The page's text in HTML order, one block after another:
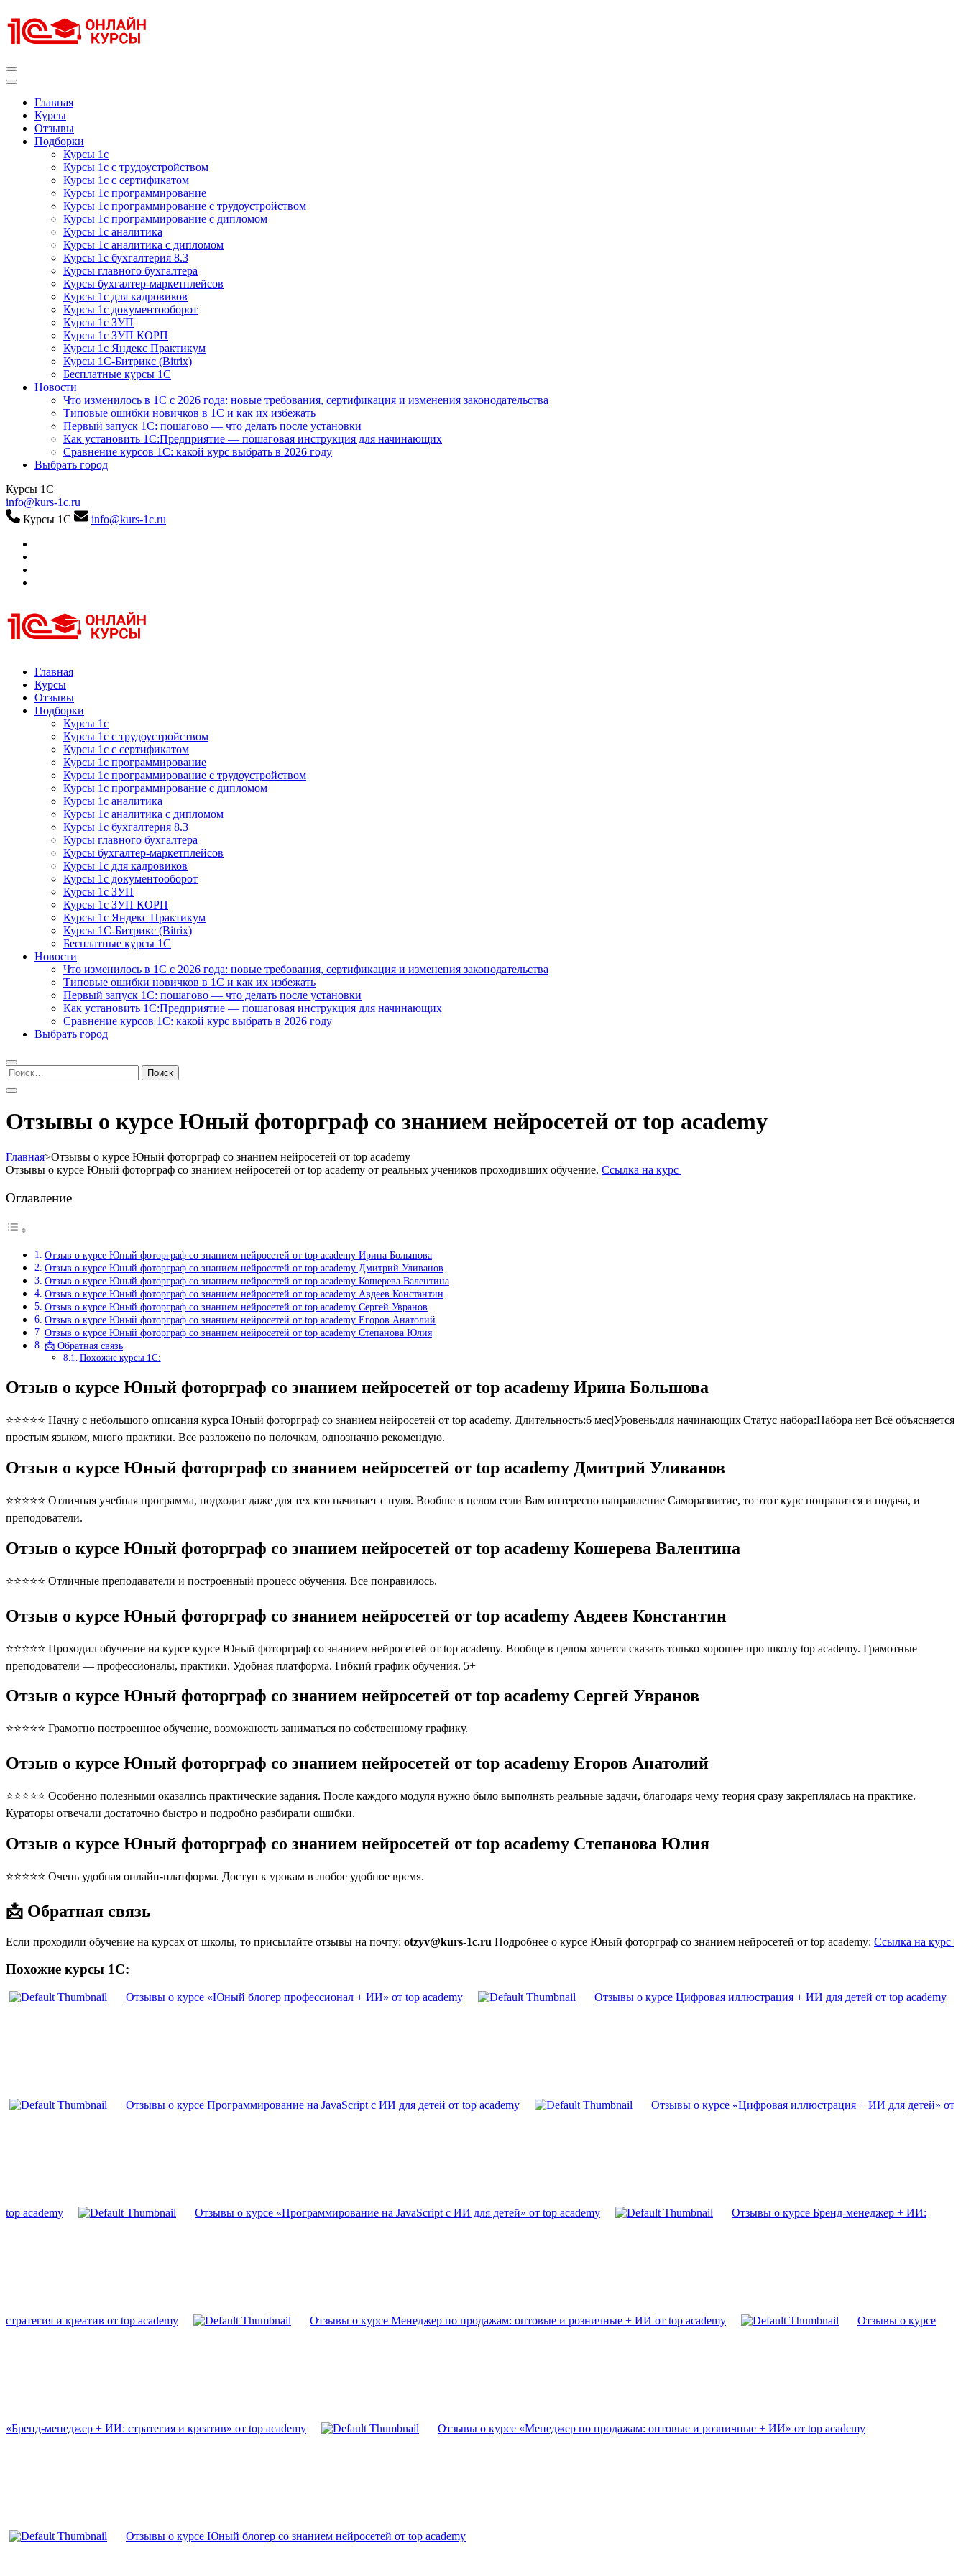
к
содержимому
Главная
Курсы
Отзывы
Подборки
Курсы 1с
Курсы 1с с трудоустройством
Курсы 1с с сертификатом
Курсы 1с программирование
Курсы 1с программирование с трудоустройством
Курсы 1с программирование с дипломом
Курсы 1с аналитика
Курсы 1с аналитика с дипломом
Курсы 1с бухгалтерия 8.3
Курсы главного бухгалтера
Курсы бухгалтер-маркетплейсов
Курсы 1с для кадровиков
Курсы 1с документооборот
Курсы 1с ЗУП
Курсы 1с ЗУП КОРП
Курсы 1с Яндекс Практикум
Курсы 1С-Битрикс (Bitrix)
Бесплатные курсы 1С
Новости
Что изменилось в 1С с 2026 года: новые требования, сертификация и изменения законодательства
Типовые ошибки новичков в 1С и как их избежать
Первый запуск 1С: пошагово — что делать после установки
Как установить 1С:Предприятие — пошаговая инструкция для начинающих
Сравнение курсов 1С: какой курс выбрать в 2026 году
Выбрать город
Курсы 1С
info@kurs-1c.ru
Курсы 1С
info@kurs-1c.ru
Курсы 1С
Курсы 1С официальная сертификация
Главная
Курсы
Отзывы
Подборки
Курсы 1с
Курсы 1с с трудоустройством
Курсы 1с с сертификатом
Курсы 1с программирование
Курсы 1с программирование с трудоустройством
Курсы 1с программирование с дипломом
Курсы 1с аналитика
Курсы 1с аналитика с дипломом
Курсы 1с бухгалтерия 8.3
Курсы главного бухгалтера
Курсы бухгалтер-маркетплейсов
Курсы 1с для кадровиков
Курсы 1с документооборот
Курсы 1с ЗУП
Курсы 1с ЗУП КОРП
Курсы 1с Яндекс Практикум
Курсы 1С-Битрикс (Bitrix)
Бесплатные курсы 1С
Новости
Что изменилось в 1С с 2026 года: новые требования, сертификация и изменения законодательства
Типовые ошибки новичков в 1С и как их избежать
Первый запуск 1С: пошагово — что делать после установки
Как установить 1С:Предприятие — пошаговая инструкция для начинающих
Сравнение курсов 1С: какой курс выбрать в 2026 году
Выбрать город
Найти:
Отзывы о курсе Юный фоторграф со знанием нейросетей от top academy
Главная>Отзывы о курсе Юный фоторграф со знанием нейросетей от top academy
Отзывы о курсе Юный фоторграф со знанием нейросетей от top academy от реальных учеников проходивших обучение. Ссылка на курс
Оглавление
Отзыв о курсе Юный фоторграф со знанием нейросетей от top academy Ирина Большова
Отзыв о курсе Юный фоторграф со знанием нейросетей от top academy Дмитрий Уливанов
Отзыв о курсе Юный фоторграф со знанием нейросетей от top academy Кошерева Валентина
Отзыв о курсе Юный фоторграф со знанием нейросетей от top academy Авдеев Константин
Отзыв о курсе Юный фоторграф со знанием нейросетей от top academy Сергей Увранов
Отзыв о курсе Юный фоторграф со знанием нейросетей от top academy Егоров Анатолий
Отзыв о курсе Юный фоторграф со знанием нейросетей от top academy Степанова Юлия
📩 Обратная связь
Похожие курсы 1С:
Отзыв о курсе Юный фоторграф со знанием нейросетей от top academy Ирина Большова
⭐⭐⭐⭐⭐ Начну с небольшого описания курса Юный фоторграф со знанием нейросетей от top academy. Длительность:6 мес|Уровень:для начинающих|Статус набора:Набора нет Всё объясняется
простым языком, много практики. Все разложено по полочкам, однозначно рекомендую.
Отзыв о курсе Юный фоторграф со знанием нейросетей от top academy Дмитрий Уливанов
⭐⭐⭐⭐⭐ Отличная учебная программа, подходит даже для тех кто начинает с нуля. Вообше в целом если Вам интересно направление Саморазвитие, то этот курс понравится и подача, и
преподователи.
Отзыв о курсе Юный фоторграф со знанием нейросетей от top academy Кошерева Валентина
⭐⭐⭐⭐⭐ Отличные преподаватели и построенный процесс обучения. Все понравилось.
Отзыв о курсе Юный фоторграф со знанием нейросетей от top academy Авдеев Константин
⭐⭐⭐⭐⭐ Проходил обучение на курсе курсе Юный фоторграф со знанием нейросетей от top academy. Вообще в целом хочется сказать только хорошее про школу top academy. Грамотные
преподователи — профессионалы, практики. Удобная платформа. Гибкий график обучения. 5+
Отзыв о курсе Юный фоторграф со знанием нейросетей от top academy Сергей Увранов
⭐⭐⭐⭐⭐ Грамотно построенное обучение, возможность заниматься по собственному графику.
Отзыв о курсе Юный фоторграф со знанием нейросетей от top academy Егоров Анатолий
⭐⭐⭐⭐⭐ Особенно полезными оказались практические задания. После каждого модуля нужно было выполнять реальные задачи, благодаря чему теория сразу закреплялась на практике.
Кураторы отвечали достаточно быстро и подробно разбирали ошибки.
Отзыв о курсе Юный фоторграф со знанием нейросетей от top academy Степанова Юлия
⭐⭐⭐⭐⭐ Очень удобная онлайн-платформа. Доступ к урокам в любое удобное время.
📩 Обратная связь
Если проходили обучение на курсах от школы, то присылайте отзывы на почту: otzyv@kurs-1c.ru Подробнее о курсе Юный фоторграф со знанием нейросетей от top academy: Ссылка на курс
Похожие курсы 1С:
Отзывы о курсе «Юный блогер профессионал + ИИ» от top academy Отзывы о курсе Цифровая иллюстрация + ИИ для детей от top academy
Отзывы о курсе Программирование на JavaScript с ИИ для детей от top academy Отзывы о курсе «Цифровая иллюстрация + ИИ для детей» от
top academy Отзывы о курсе «Программирование на JavaScript с ИИ для детей» от top academy Отзывы о курсе Бренд-менеджер + ИИ:
стратегия и креатив от top academy Отзывы о курсе Менеджер по продажам: оптовые и розничные + ИИ от top academy Отзывы о курсе
«Бренд-менеджер + ИИ: стратегия и креатив» от top academy Отзывы о курсе «Менеджер по продажам: оптовые и розничные + ИИ» от top academy
Отзывы о курсе Юный блогер со знанием нейросетей от top academy